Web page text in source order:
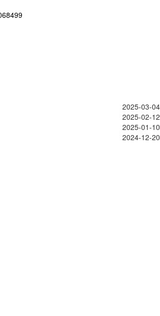
2025-03-04
2025-02-12
2025-01-10
2024-12-20